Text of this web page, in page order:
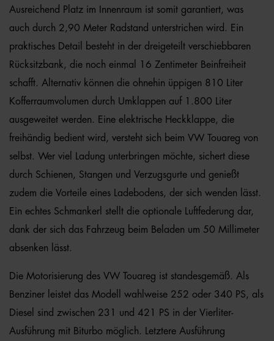
Ausreichend Platz im Innenraum ist somit garantiert, was
auch durch 2,90 Meter Radstand unterstrichen wird. Ein
praktisches Detail besteht in der dreigeteilt verschiebbaren
Rücksitzbank, die noch einmal 16 Zentimeter Beinfreiheit
schafft. Alternativ können die ohnehin üppigen 810 Liter
Kofferraumvolumen durch Umklappen auf 1.800 Liter
ausgeweitet werden. Eine elektrische Heckklappe, die
freihändig bedient wird, versteht sich beim VW Touareg von
selbst. Wer viel Ladung unterbringen möchte, sichert diese
durch Schienen, Stangen und Verzugsgurte und genießt
zudem die Vorteile eines Ladebodens, der sich wenden lässt.
Ein echtes Schmankerl stellt die optionale Luftfederung dar,
dank der sich das Fahrzeug beim Beladen um 50 Millimeter
absenken lässt.
Die Motorisierung des VW Touareg ist standesgemäß. Als
Benziner leistet das Modell wahlweise 252 oder 340 PS, als
Diesel sind zwischen 231 und 421 PS in der Vierliter-
Ausführung mit Biturbo möglich. Letztere Ausführung